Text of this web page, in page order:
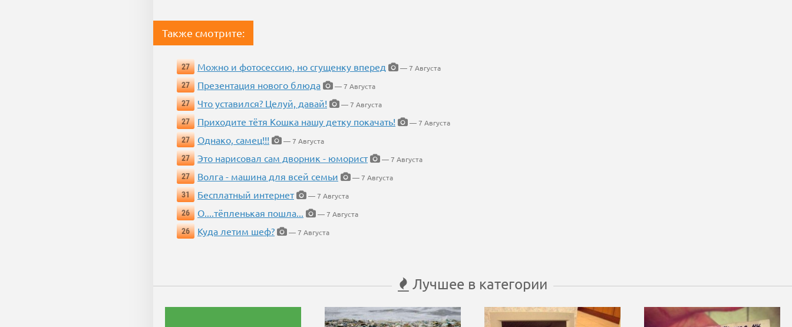
Также смотрите:
27 Можно и фотосессию, но сгущенку вперед
— 7 Августа
27
Презентация нового блюда
— 7 Августа
27
Что уставился? Целуй, давай!
— 7 Августа
27
Приходите тётя Кошка нашу детку покачать!
— 7 Августа
27
Однако, самец!!!
— 7 Августа
27
Это нарисовал сам дворник - юморист
— 7 Августа
27
Волга - машина для всей семьи
— 7 Августа
31
Бесплатный интернет
— 7 Августа
26
О....тёпленькая пошла...
— 7 Августа
26
Куда летим шеф? — 7 Августа
Лучшее в категории